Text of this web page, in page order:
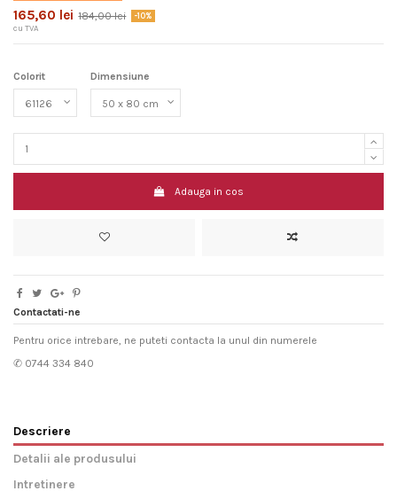
165,60 lei 184,00 lei -10%
cu TVA
Colorit Dimensiune
Adauga in cos
Contactati-ne
Pentru orice intrebare, ne puteti contacta la unul din numerele
✆ 0744 334 840
Descriere
Detalii ale produsului
Intretinere